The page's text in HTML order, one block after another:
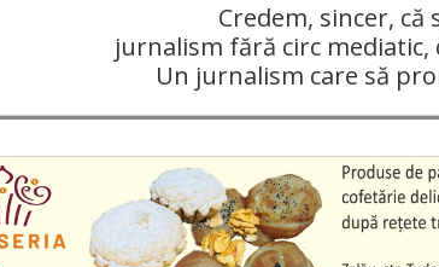
Credem, sincer, că
jurnalism fără circ mediatic,
Un jurnalism care să